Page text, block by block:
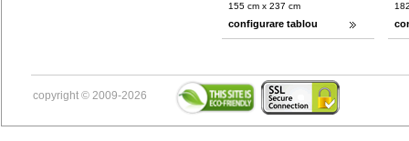
155 cm x 237 cm
configurare tablou
copyright © 2009-2026